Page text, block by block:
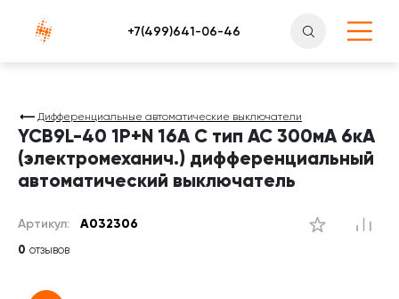
Атлантснаб
Дифференциальные автоматические выключатели
YCB9L-40 1P+N 16A C тип AC 300мА 6кА
(электромеханич.) дифференциальный
автоматический выключатель
Артикул: A032306